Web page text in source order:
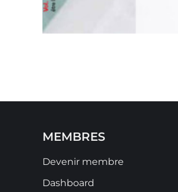
MEMBRES
Devenir membre
Dashboard